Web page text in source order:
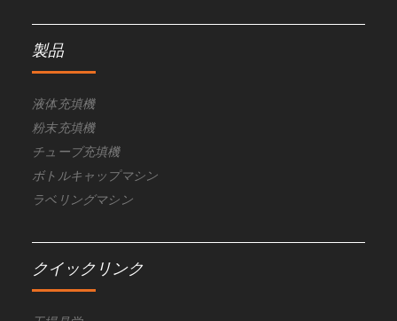
製品
液体充填機
粉末充填機
チューブ充填機
ボトルキャップマシン
ラベリングマシン
クイックリンク